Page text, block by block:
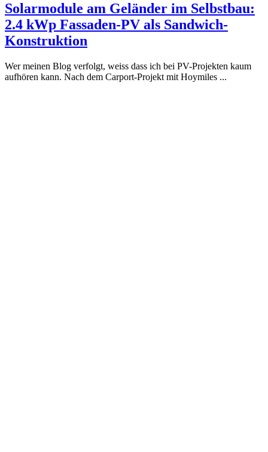
Solarmodule am Geländer im Selbstbau:
2.4 kWp Fassaden-PV als Sandwich-
Konstruktion
Wer meinen Blog verfolgt, weiss dass ich bei PV-Projekten kaum
aufhören kann. Nach dem Carport-Projekt mit Hoymiles ...